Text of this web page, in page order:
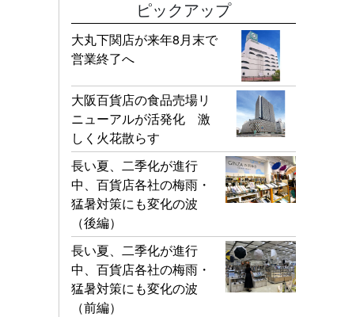
ピックアップ
大丸下関店が来年8月末で
営業終了へ
大阪百貨店の食品売場リ
ニューアルが活発化 激
しく火花散らす
長い夏、二季化が進行
中、百貨店各社の梅雨・
猛暑対策にも変化の波
（後編）
長い夏、二季化が進行
中、百貨店各社の梅雨・
猛暑対策にも変化の波
（前編）